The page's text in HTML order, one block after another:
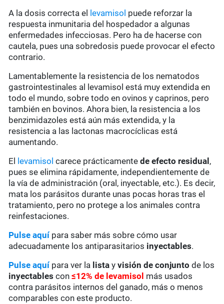
A la dosis correcta el levamisol puede reforzar la
respuesta inmunitaria del hospedador a algunas
enfermedades infecciosas. Pero ha de hacerse con
cautela, pues una sobredosis puede provocar el efecto
contrario.
Lamentablemente la resistencia de los nematodos
gastrointestinales al levamisol está muy extendida en
todo el mundo, sobre todo en ovinos y caprinos, pero
también en bovinos. Ahora bien, la resistencia a los
benzimidazoles está aún más extendida, y la
resistencia a las lactonas macrocíclicas está
aumentando.
El
levamisol carece prácticamente de efecto residual ,
pues se elimina rápidamente, independientemente de
la vía de administración (oral, inyectable, etc.). Es decir,
mata los parásitos durante unas pocas horas tras el
tratamiento, pero no protege a los animales contra
reinfestaciones.
Pulse aquípara saber más sobre cómo usar
adecuadamente los antiparasitarios inyectables.
Pulse aquí para ver la lista yvisión de conjunto de los
inyectables con≤12% de levamisol más usados
contra parásitos internos del ganado, más o menos
comparables con este producto.